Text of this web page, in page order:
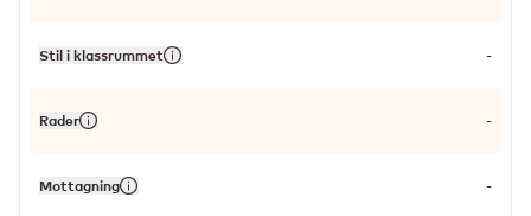
Stil i klassrummet -
Rader -
Mottagning -